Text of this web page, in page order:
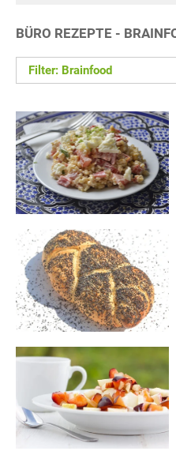
BÜRO REZEPTE -
Filter: Brainfood